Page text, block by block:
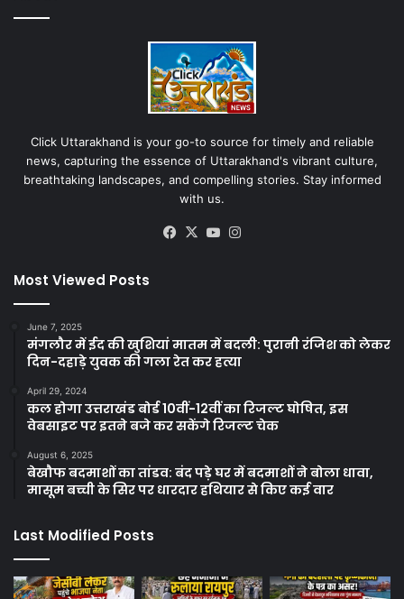
Click Uttarakhand is your go-to source for timely and reliable
news, capturing the essence of Uttarakhand's vibrant culture,
breathtaking landscapes, and compelling stories. Stay informed
with us.
Facebook
X YouTube
Most Viewed Posts
June 7, 2025
मंगलौर में ईद की खुशियां मातम में बदली: पुरानी रंजिश को लेकर
दिन-दहाड़े युवक की गला रेत कर हत्या
April 29, 2024
कल होगा उत्तराखंड बोर्ड 10वीं-12वीं का रिजल्ट घोषित, इस
वेबसाइट पर इतने बजे कर सकेंगे रिजल्ट चेक
August 6, 2025
बेखौफ बदमाशों का तांडव: बंद पड़े घर में बदमाशों ने बोला धावा,
मासूम बच्ची के सिर पर धारदार हथियार से किए कई वार
Last Modified Posts